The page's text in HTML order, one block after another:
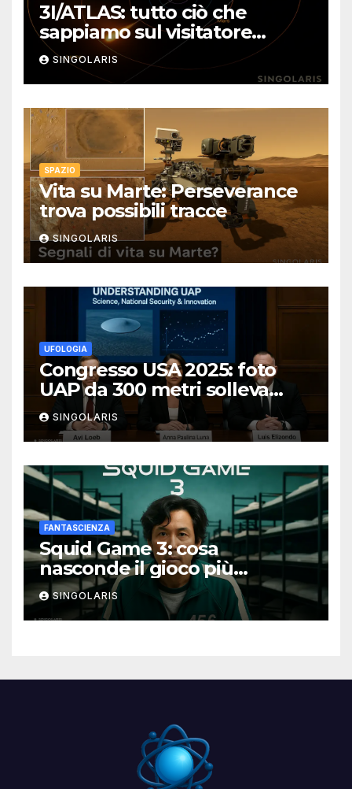
3I/ATLAS: tutto ciò che
sappiamo sul visitatore
interstellare
SINGOLARIS
SPAZIO
Vita su Marte: Perseverance
trova possibili tracce
SINGOLARIS
UFOLOGIA
Congresso USA 2025: foto
UAP da 300 metri solleva
polemiche
SINGOLARIS
FANTASCIENZA
Squid Game 3: cosa
nasconde il gioco più
spietato della serie
SINGOLARIS